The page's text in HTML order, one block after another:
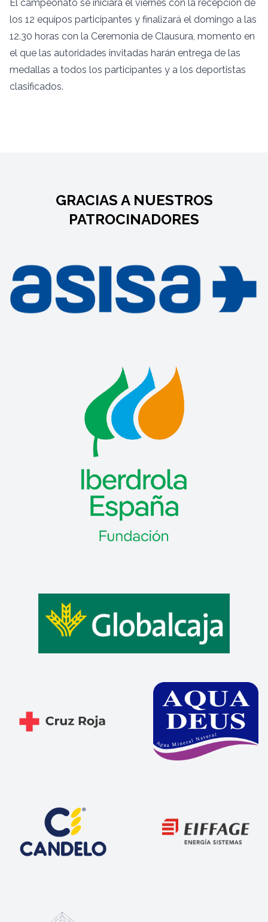
El campeonato se iniciará el viernes con la recepción de
los 12 equipos participantes y finalizará el domingo a las
12.30 horas con la Ceremonia de Clausura, momento en
el que las autoridades invitadas harán entrega de las
medallas a todos los participantes y a los deportistas
clasificados.
GRACIAS A NUESTROS
PATROCINADORES